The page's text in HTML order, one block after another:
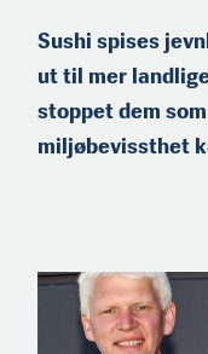
Sushi spises
ut til mer
stoppet dem
miljøbevissthet